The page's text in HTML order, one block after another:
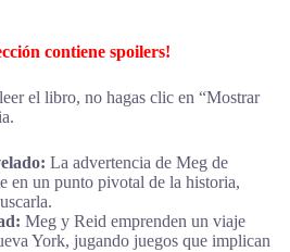
contiene spoilers!
el libro, no hagas clic en “Mostrar
La advertencia de Meg de
en un punto pivotal de la historia,
Meg y Reid emprenden un viaje
York, jugando juegos que implican